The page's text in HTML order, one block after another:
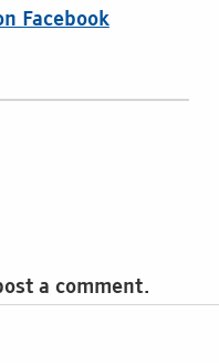
Facebook
a comment.